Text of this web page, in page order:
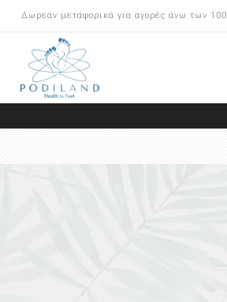
Δωρεάν μεταφορικά για αγορές άνω των